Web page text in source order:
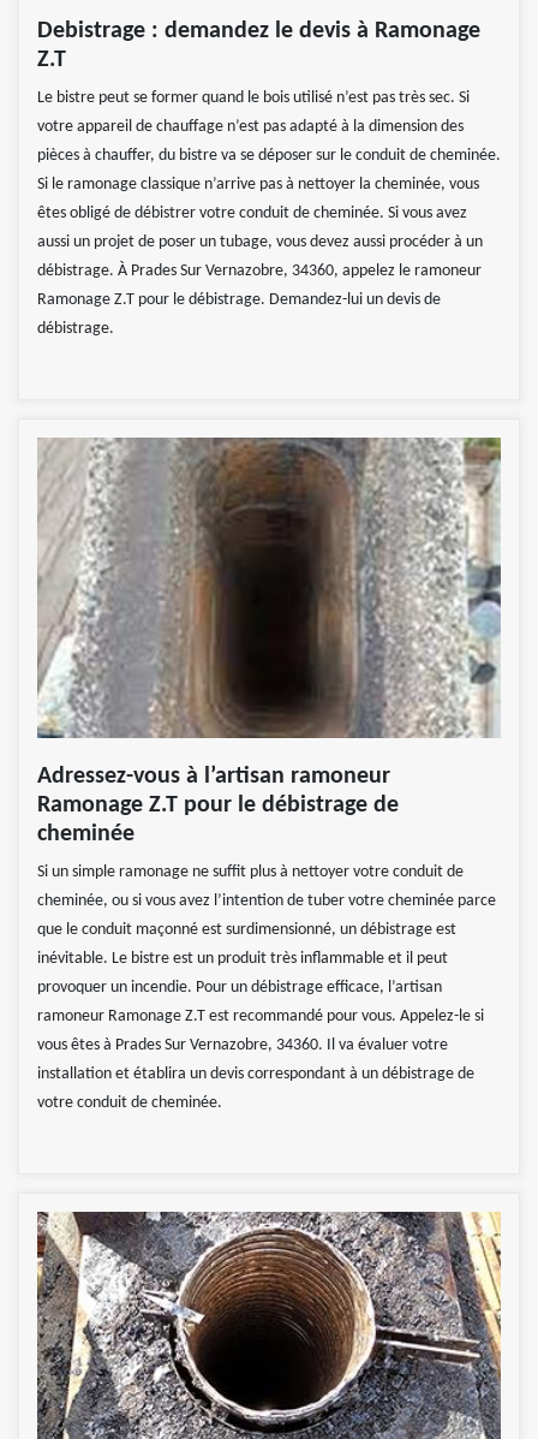
Debistrage : demandez le devis à Ramonage
Z.T
Le bistre peut se former quand le bois utilisé n’est pas très sec. Si
votre appareil de chauffage n’est pas adapté à la dimension des
pièces à chauffer, du bistre va se déposer sur le conduit de cheminée.
Si le ramonage classique n’arrive pas à nettoyer la cheminée, vous
êtes obligé de débistrer votre conduit de cheminée. Si vous avez
aussi un projet de poser un tubage, vous devez aussi procéder à un
débistrage. À Prades Sur Vernazobre, 34360, appelez le ramoneur
Ramonage Z.T pour le débistrage. Demandez-lui un devis de
débistrage.
Adressez-vous à l’artisan ramoneur
Ramonage Z.T pour le débistrage de
cheminée
Si un simple ramonage ne suffit plus à nettoyer votre conduit de
cheminée, ou si vous avez l’intention de tuber votre cheminée parce
que le conduit maçonné est surdimensionné, un débistrage est
inévitable. Le bistre est un produit très inflammable et il peut
provoquer un incendie. Pour un débistrage efficace, l’artisan
ramoneur Ramonage Z.T est recommandé pour vous. Appelez-le si
vous êtes à Prades Sur Vernazobre, 34360. Il va évaluer votre
installation et établira un devis correspondant à un débistrage de
votre conduit de cheminée.